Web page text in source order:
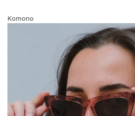
Komono